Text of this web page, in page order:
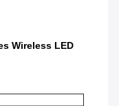
Wireless LED